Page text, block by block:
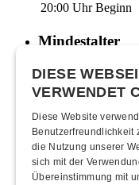
20:00 Uhr Beginn
Mindestalter
16 Jahre (od. in
Anreise
Mit den ÖVs | Mit
Übernachten
DIESE
VERWENDET
Diese Website
Benutzerfreundlichkeit
die Nutzung unserer
sich mit der
Übereinstimmung mit